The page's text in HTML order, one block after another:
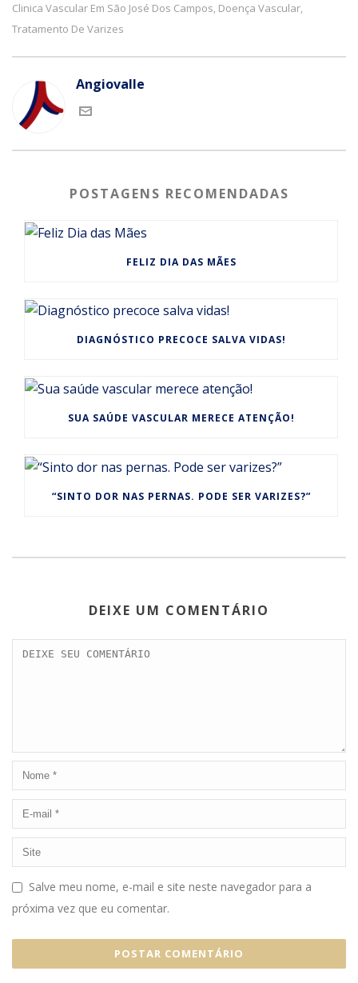
Clinica Vascular Em São José Dos Campos, Doença Vascular,
Tratamento De Varizes
Angiovalle
POSTAGENS RECOMENDADAS
FELIZ DIA DAS MÃES
DIAGNÓSTICO PRECOCE SALVA VIDAS!
SUA SAÚDE VASCULAR MERECE ATENÇÃO!
“SINTO DOR NAS PERNAS. PODE SER VARIZES?”
DEIXE UM COMENTÁRIO
Salve meu nome, e-mail e site neste navegador para a
próxima vez que eu comentar.